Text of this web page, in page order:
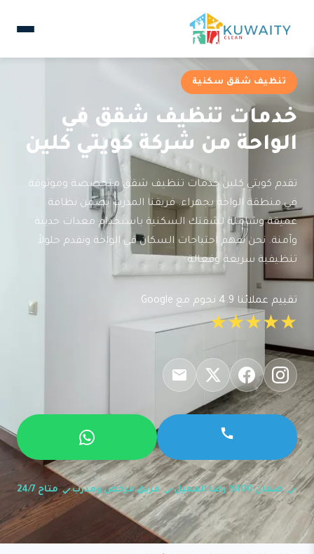
تنظيف شقق سكنية
خدمات تنظيف شقق في
الواحة من شركة كويتي كلين
تقدم كويتي كلين خدمات تنظيف شقق متخصصة وموثوقة
في منطقة الواحة بجهراء. فريقنا المدرب يضمن نظافة
عميقة وشاملة لشقتك السكنية باستخدام معدات حديثة
وآمنة. نحن نفهم احتياجات السكان في الواحة ونقدم حلولاً
تنظيفية سريعة وفعالة.
تقييم عملائنا 4.9 نجوم مع Google
★★★★★
ضمان 100% رضا العميل فريق مرخص ومدرب متاح 24/7